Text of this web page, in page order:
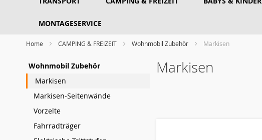
MONTAGESERVICE
Home CAMPING & FREIZEIT Wohnmobil Zubehör Markisen
Markisen
Wohnmobil Zubehör
Markisen
Markisen-Seitenwände
Vorzelte
Fahrradträger